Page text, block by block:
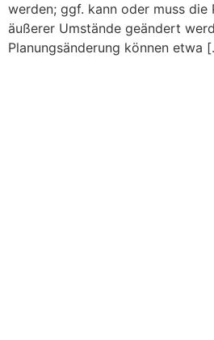
werden; ggf. kann oder muss die
äußerer Umstände geändert
Planungsänderung können etwa